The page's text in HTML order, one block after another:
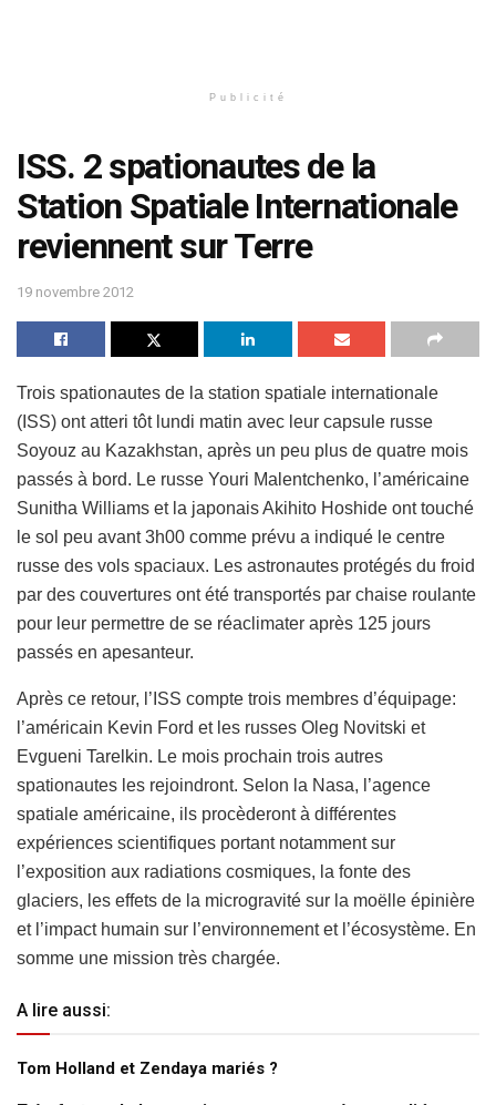
Publicité
ISS. 2 spationautes de la
Station Spatiale Internationale
reviennent sur Terre
19 novembre 2012
Trois spationautes de la station spatiale internationale
(ISS) ont atteri tôt lundi matin avec leur capsule russe
Soyouz au Kazakhstan, après un peu plus de quatre mois
passés à bord. Le russe Youri Malentchenko, l’américaine
Sunitha Williams et la japonais Akihito Hoshide ont touché
le sol peu avant 3h00 comme prévu a indiqué le centre
russe des vols spaciaux. Les astronautes protégés du froid
par des couvertures ont été transportés par chaise roulante
pour leur permettre de se réaclimater après 125 jours
passés en apesanteur.
Après ce retour, l’ISS compte trois membres d’équipage:
l’américain Kevin Ford et les russes Oleg Novitski et
Evgueni Tarelkin. Le mois prochain trois autres
spationautes les rejoindront. Selon la Nasa, l’agence
spatiale américaine, ils procèderont à différentes
expériences scientifiques portant notamment sur
l’exposition aux radiations cosmiques, la fonte des
glaciers, les effets de la microgravité sur la moëlle épinière
et l’impact humain sur l’environnement et l’écosystème. En
somme une mission très chargée.
A lire aussi:
Tom Holland et Zendaya mariés ?